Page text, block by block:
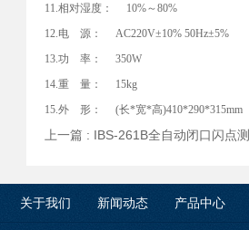
11.相对湿度： 10%～80%
12.电 源： AC220V±10% 50Hz±5%
13.功 率： 350W
14.重 量： 15kg
15.外 形： (长*宽*高)410*290*315mm
上一篇 : IBS-261B全自动闭口闪点
关于我们 新闻动态 产品中心